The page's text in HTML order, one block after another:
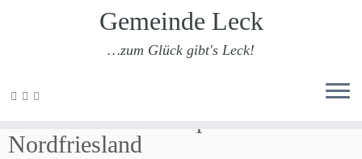
Zum
Gemeinde Leck
…zum Glück gibt's Leck!
Nordfriesland